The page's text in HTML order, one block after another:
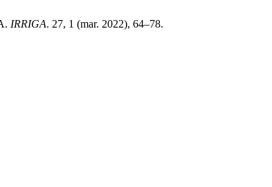
IRRIGA. 27, 1 (mar. 2022), 64–78.